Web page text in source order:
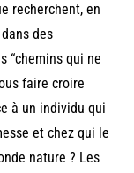
recherchent, en
des
“chemins qui ne
faire croire
à un individu qui
et chez qui le
nature ? Les